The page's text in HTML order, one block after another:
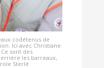
codétenus de
Ici avec Christiane
sont des
les barreaux,
Sterlé